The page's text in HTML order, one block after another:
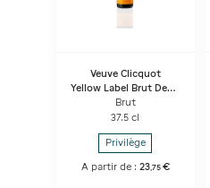
Veuve Clicquot
Yellow Label Brut Demi
Bouteille
Brut
37.5 cl
Privilège
A partir de : 23,75 €